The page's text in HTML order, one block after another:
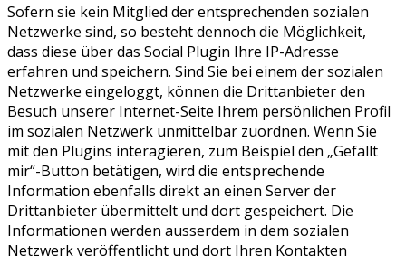
Sofern sie kein Mitglied der entsprechenden sozialen
Netzwerke sind, so besteht dennoch die Möglichkeit,
dass diese über das Social Plugin Ihre IP-Adresse
erfahren und speichern. Sind Sie bei einem der sozialen
Netzwerke eingeloggt, können die Drittanbieter den
Besuch unserer Internet-Seite Ihrem persönlichen Profil
im sozialen Netzwerk unmittelbar zuordnen. Wenn Sie
mit den Plugins interagieren, zum Beispiel den „Gefällt
mir“-Button betätigen, wird die entsprechende
Information ebenfalls direkt an einen Server der
Drittanbieter übermittelt und dort gespeichert. Die
Informationen werden ausserdem in dem sozialen
Netzwerk veröffentlicht und dort Ihren Kontakten